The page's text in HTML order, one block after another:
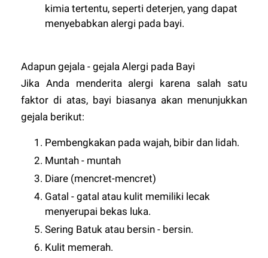
kimia tertentu, seperti deterjen, yang dapat
menyebabkan alergi pada bayi.
Adapun gejala - gejala Alergi pada Bayi
Jika Anda menderita alergi karena salah satu
faktor di atas, bayi biasanya akan menunjukkan
gejala berikut:
Pembengkakan pada wajah, bibir dan lidah.
Muntah - muntah
Diare (mencret-mencret)
Gatal - gatal atau kulit memiliki lecak
menyerupai bekas luka.
Sering Batuk atau bersin - bersin.
Kulit memerah.